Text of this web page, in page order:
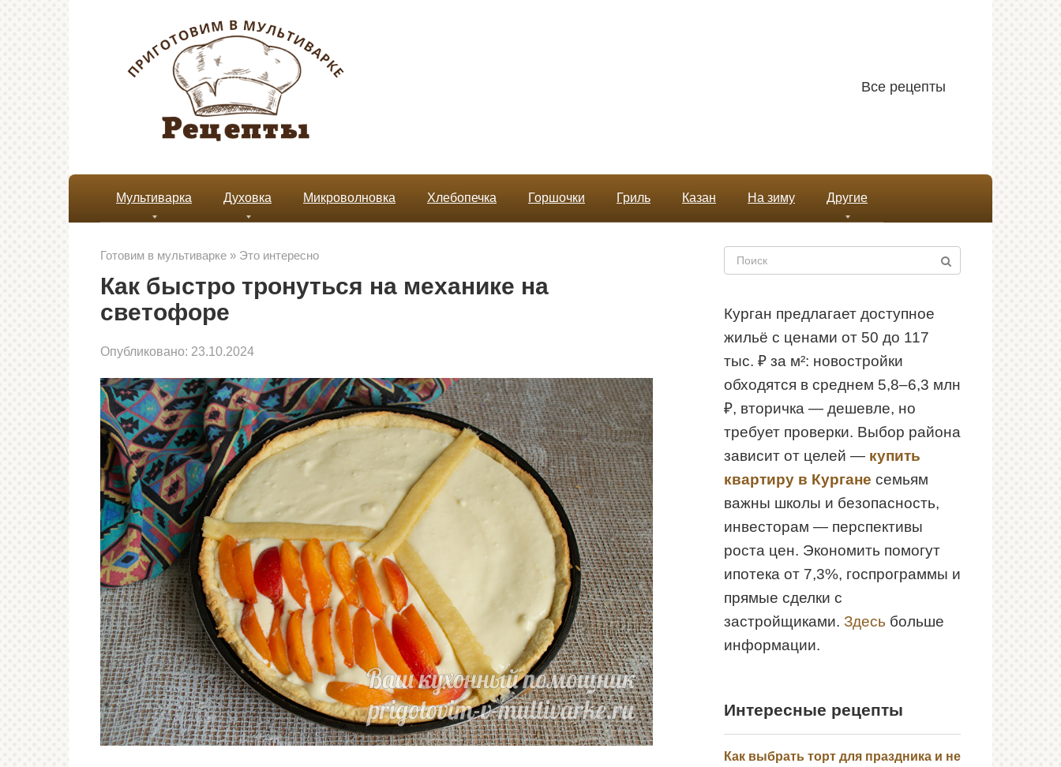
Все рецепты
Мультиварка Духовка Микроволновка Хлебопечка Горшочки Гриль Казан На зиму Другие
Готовим в мультиварке » Это интересно
Как быстро тронуться на механике на
светофоре
Опубликовано: 23.10.2024
Поиск:
Курган предлагает доступное
жильё с ценами от 50 до 117
тыс. ₽ за м²: новостройки
обходятся в среднем 5,8–6,3 млн
₽, вторичка — дешевле, но
требует проверки. Выбор района
зависит от целей — купить
квартиру в Кургане семьям
важны школы и безопасность,
инвесторам — перспективы
роста цен. Экономить помогут
ипотека от 7,3%, госпрограммы и
прямые сделки с
застройщиками. Здесь больше
информации.
Интересные рецепты
Как выбрать торт для праздника и не